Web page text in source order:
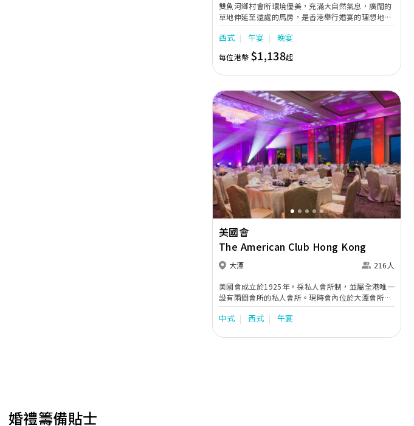
雙魚河鄉村會所環境優美，充滿大自然氣息，廣闊的
草地伸延至遠處的馬房，是香港舉行婚宴的理想地點
之一。雙魚河於1930年代落成，清幽的鄉郊氣息與平
靜的農村生活互相呼應。這裡的環境舒適優雅，溫馨
怡人，最適合與至愛親朋慶祝您的結婚盛事。
西式 午宴 晚宴
每位港幣 $1,138起
Previous Next
美國會
The American Club Hong Kong
大潭 216人
美國會成立於1925年，採私人會所制，並屬全港唯一
設有兩間會所的私人會所。現時會內位於大潭會所的
Vista Ballroom宴會廳可開放予公眾作為舉辦婚宴或
雞尾酒會之用。美國會大潭會所位處大潭灣灣畔，其
景、海天一色的大自然景致及優雅園林佈局，定可為
中式 西式 午宴
婚禮籌備貼士